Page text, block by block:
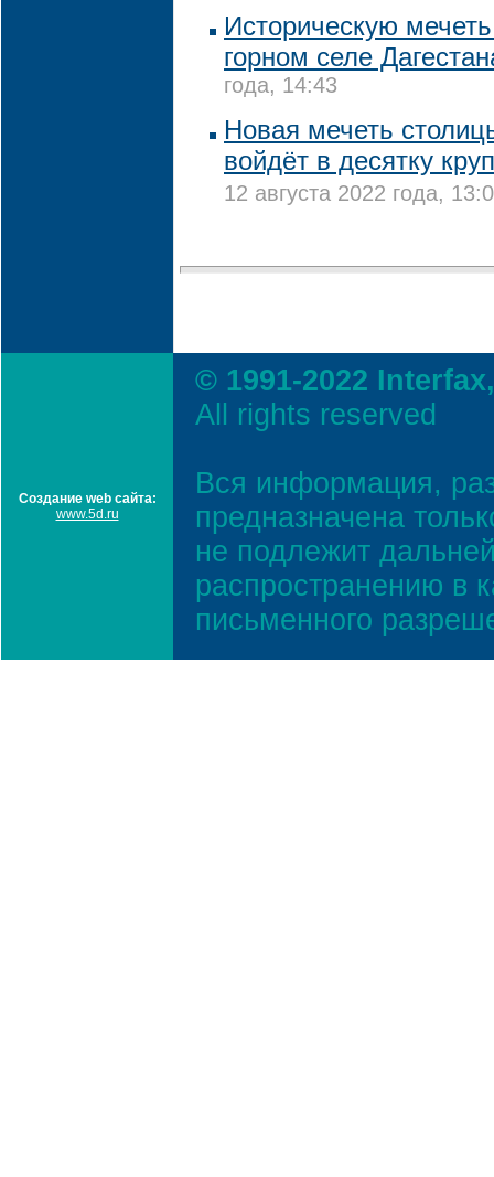
Историческую
горном селе
года, 14:43
Новая мечеть
войдёт в десятку
12 августа 2022 года,
Создание web сайта:
www.5d.ru
© 1991-2022
All rights reserved
Вся информация,
предназначена
не подлежит
распространению в
письменного